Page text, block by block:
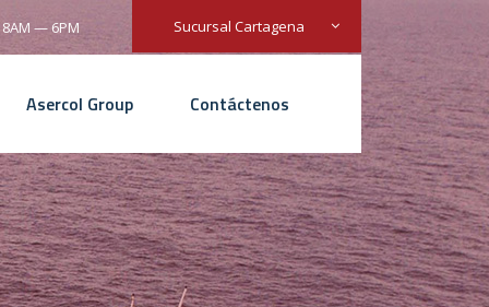
Sucursal Cartagena
— 6PM
Asercol Group Contáctenos